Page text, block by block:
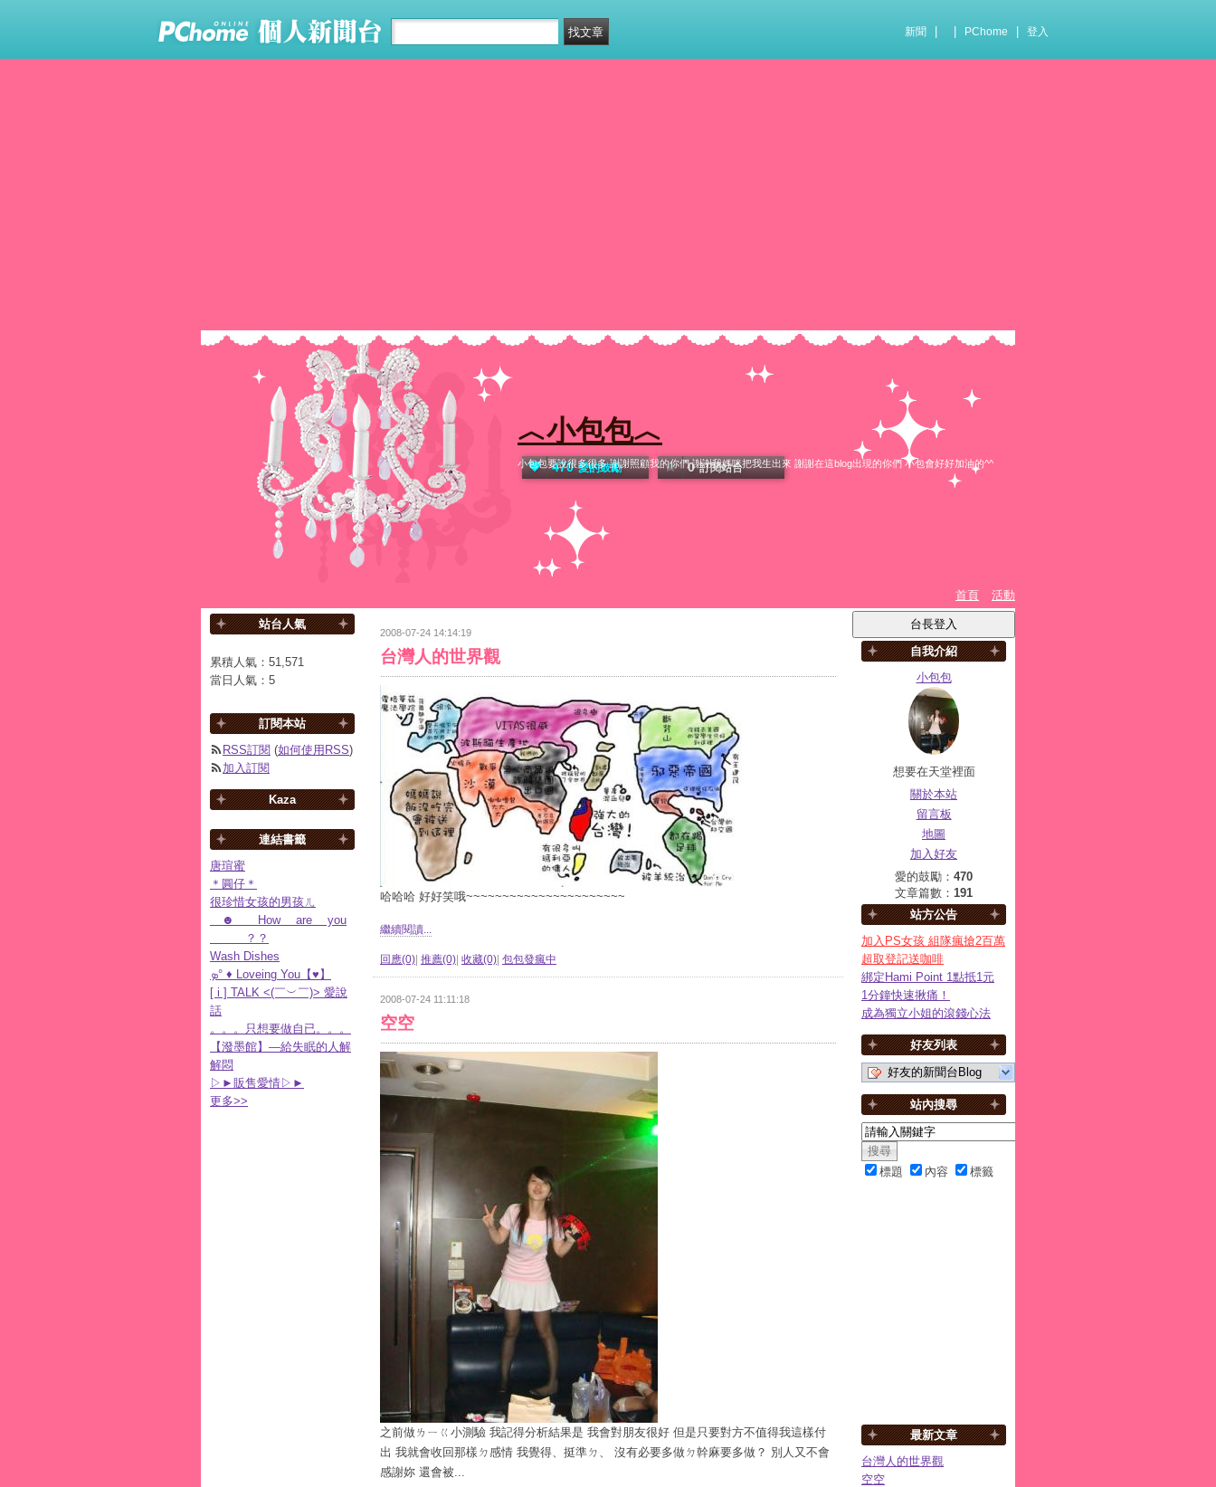
新聞 PChome 登入
︿小包包︿
小包包要說很多很多 謝謝照顧我的你們 謝謝我媽咪把我生出來 謝謝在這blog出現的你們 小包會好好加油的^^
470 愛的鼓勵 0 訂閱站台
首頁 活動
2008-07-24 14:14:19
台灣人的世界觀
哈哈哈 好好笑哦~~~~~~~~~~~~~~~~~~~~~~
繼續閱讀...
回應(0) 推薦(0) 收藏(0) 包包發瘋中
2008-07-24 11:11:18
空空
之前做ㄌㄧㄍ小測驗 我記得分析結果是 我會對朋友很好 但是只要對方不值得我這樣付
出 我就會收回那樣ㄉ感情 我覺得、挺準ㄉ、 沒有必要多做ㄉ幹麻要多做？ 別人又不會
感謝妳 還會被...
自我介紹
小包包
想要在天堂裡面
關於本站
留言板
地圖
加入好友
愛的鼓勵： 470
文章篇數： 191
站方公告
加入PS女孩 組隊瘋搶2百萬
超取登記送咖啡
綁定Hami Point 1點抵1元
1分鐘快速揪痛！
成為獨立小姐的滾錢心法
好友列表
好友的新聞台Blog
站內搜尋
標題 內容 標籤
最新文章
台灣人的世界觀
空空
站台人氣
累積人氣： 51,571
當日人氣： 5
訂閱本站
RSS訂閱 (如何使用RSS)
加入訂閱
Kaza
連結書籤
唐瑄蜜
＊圓仔＊
很珍惜女孩的男孩ㄦ
☻ How are you
？？
Wash Dishes
ܤ° ♦ Loveing You【♥】
[ i ] TALK <(￣︶￣)> 愛說
話
。。。只想要做自已。。。
【潑墨館】—給失眠的人解
解悶
▷►販售愛情▷►
更多>>